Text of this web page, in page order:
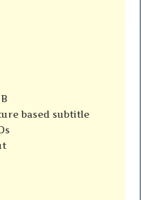
based subtitle